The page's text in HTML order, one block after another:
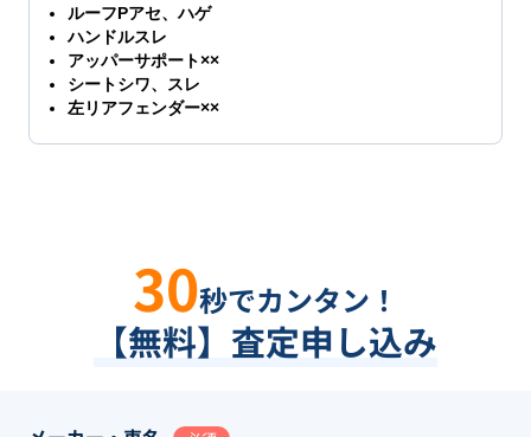
ルーフPアセ、ハゲ
ハンドルスレ
アッパーサポート××
シートシワ、スレ
左リアフェンダー××
30秒でカンタン！
【無料】査定申し込み